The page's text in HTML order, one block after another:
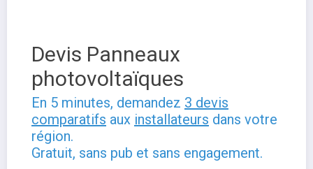
Devis Panneaux
photovoltaïques
En 5 minutes, demandez 3 devis
comparatifs aux installateurs dans votre
région.
Gratuit, sans pub et sans engagement.